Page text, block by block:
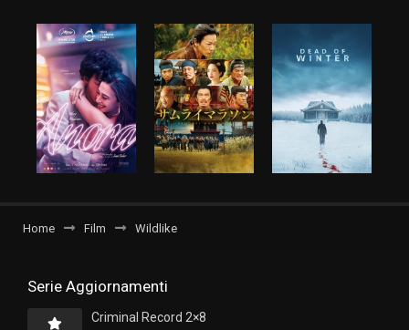
Home Film Wildlike
Serie Aggiornamenti
Criminal Record 2×8